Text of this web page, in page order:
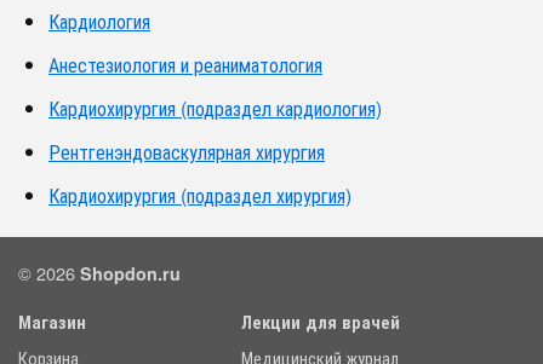
Кардиология
Анестезиология и реаниматология
Кардиохирургия (подраздел кардиология)
Рентгенэндоваскулярная хирургия
Кардиохирургия (подраздел хирургия)
© 2026 Shopdon.ru
Магазин
Корзина
Лекции для врачей
Медицинский журнал